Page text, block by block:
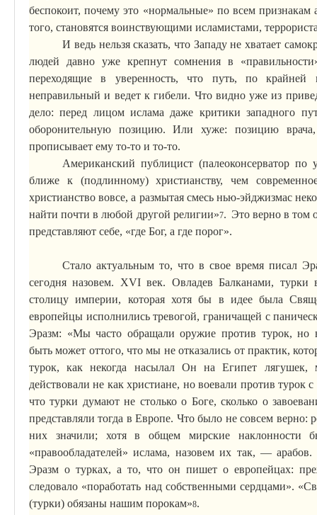
беспокоит, почему это «нормальные» по всем признакам
того, становятся воинствующими исламистами,
И ведь нельзя сказать, что Западу не хватает
людей давно уже крепнут сомнения в
переходящие в уверенность, что путь, по крайней
неправильный и ведет к гибели. Что видно уже из
дело: перед лицом ислама даже критики западного
оборонительную позицию. Или хуже: позицию
прописывает ему то-то и то-то.
Американский публицист (палеоконсерватор по
ближе к (подлинному) христианству, чем
христианство вовсе, а размытая смесь нью-эйджизмас
найти почти в любой другой религии»7. Это верно в том
представляют себе, «где Бог, а где порог».
Стало актуальным то, что в свое время писал
сегодня назовем. XVI век. Овладев Балканами,
столицу империи, которая хотя бы в идее была
европейцы исполнились тревогой, граничащей с
Эразм: «Мы часто обращали оружие против турок, но
бытьможет оттого, что мы не отказались от практик,
турок, как некогда насылал Он на Египет
действовали не как христиане, но воевали против турок
что турки думают не столько о Боге, сколько о
представляли тогда в Европе. Что было не совсем верно:
них значили; хотяв общем мирские наклонности
«правообладателей» ислама, назовем их так, —
Эразм о турках, а то, что он пишет о европейцах:
следовало «поработать над собственными сердцами».
(турки) обязаны нашим порокам»8.